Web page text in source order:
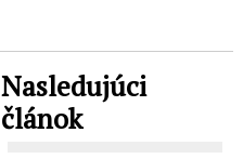
Nasledujúci
článok